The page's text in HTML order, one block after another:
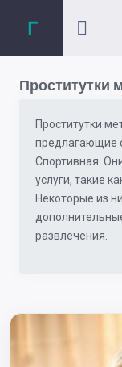
Проститутки
Проститутки
предлагающие
Спортивная.
услуги, такие
Некоторые из
развлечения.